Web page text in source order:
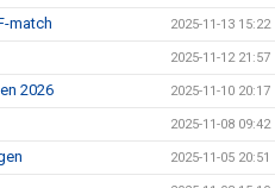
match 2025-11-13 15:22
2025-11-12 21:57
2026 2025-11-10 20:17
2025-11-08 09:42
2025-11-05 20:51